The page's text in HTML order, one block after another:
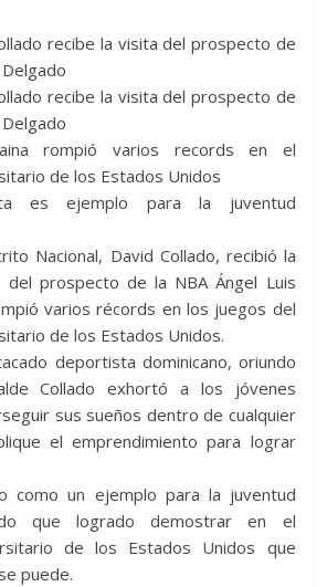
b
o
o
k
e
n
er
p
e
gr
a
a
g
recibe la visita del prospecto de
recibe la visita del prospecto de
rompió varios records en el
de los Estados Unidos
es ejemplo para la juventud
Nacional, David Collado, recibió la
prospecto de la NBA Ángel Luis
varios récords en los juegos del
de los Estados Unidos.
deportista dominicano, oriundo
Collado exhortó a los jóvenes
sus sueños dentro de cualquier
el emprendimiento para lograr
como un ejemplo para la juventud
que logrado demostrar en el
de los Estados Unidos que
puede.